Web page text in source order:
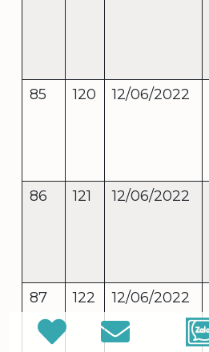
85 120 12/06/2022
86
121 12/06/2022
87
122 12/06/2022